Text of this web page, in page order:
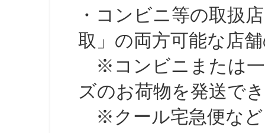
・コンビニ等の取扱
取」の両方可能な店
※コンビニまたは一
ズのお荷物を発送で
※クール宅急便など